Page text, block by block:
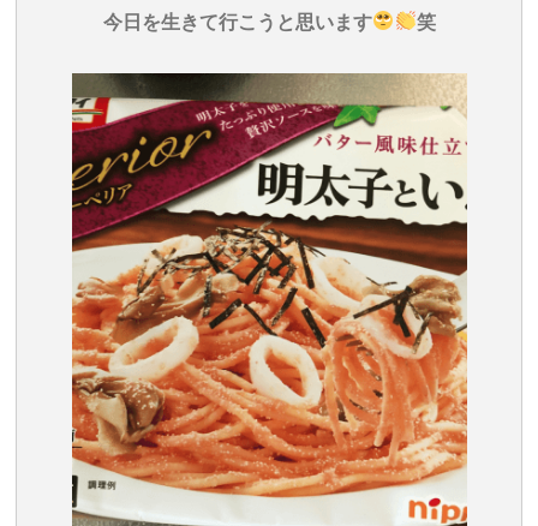
今日を生きて行こうと思います
笑